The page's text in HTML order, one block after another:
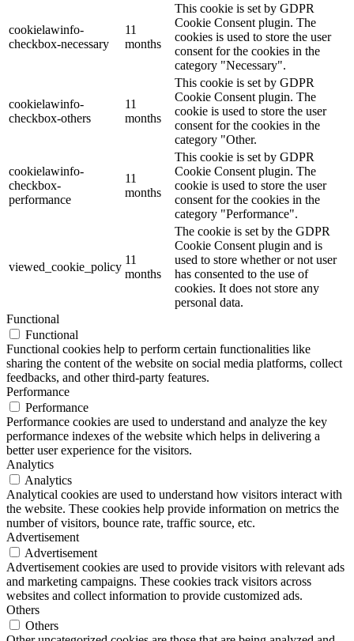
cookielawinfo-
checkbox-necessary
11
months
This cookie is set by GDPR
Cookie Consent plugin. The
cookies is used to store the user
consent for the cookies in the
category "Necessary".
cookielawinfo-
checkbox-others
11
months
This cookie is set by GDPR
Cookie Consent plugin. The
cookie is used to store the user
consent for the cookies in the
category "Other.
cookielawinfo-
checkbox-
performance
11
months
This cookie is set by GDPR
Cookie Consent plugin. The
cookie is used to store the user
consent for the cookies in the
category "Performance".
viewed_cookie_policy
11
months
The cookie is set by the GDPR
Cookie Consent plugin and is
used to store whether or not user
has consented to the use of
cookies. It does not store any
personal data.
Functional
Functional
Functional cookies help to perform certain functionalities like
sharing the content of the website on social media platforms, collect
feedbacks, and other third-party features.
Performance
Performance
Performance cookies are used to understand and analyze the key
performance indexes of the website which helps in delivering a
better user experience for the visitors.
Analytics
Analytics
Analytical cookies are used to understand how visitors interact with
the website. These cookies help provide information on metrics the
number of visitors, bounce rate, traffic source, etc.
Advertisement
Advertisement
Advertisement cookies are used to provide visitors with relevant ads
and marketing campaigns. These cookies track visitors across
websites and collect information to provide customized ads.
Others
Others